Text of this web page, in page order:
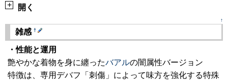
+ 開く
↑
雑感 †
・性能と運用
艶やかな着物を身に纏ったバアルの闇属性バージョン
特徴は、専用デバフ「刺傷」によって味方を強化する特殊